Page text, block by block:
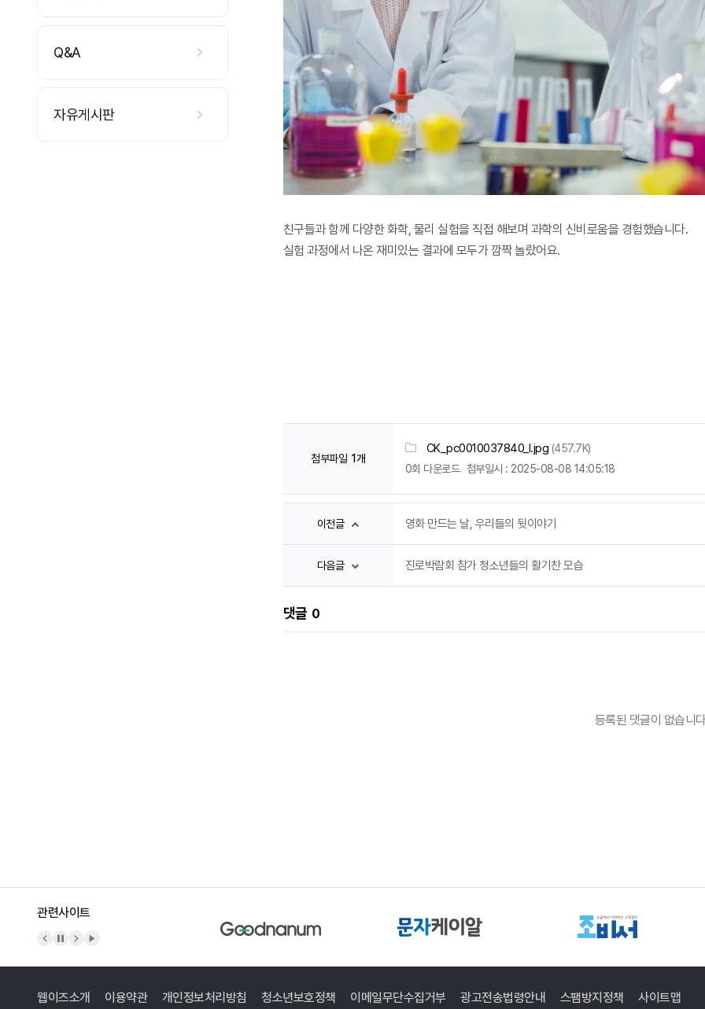
친구들과 함께 다양한 화학, 물리 실험을 직접 해보며 과학의 신비로움을 경험했습니다.
실험 과정에서 나온 재미있는 결과에 모두가 깜짝 놀랐어요.
첨부파일 1개
CK_pc0010037840_l.jpg (457.7K)
0회 다운로드
첨부일시 : 2025-08-08 14:05:18
이전글 영화 만드는 날, 우리들의 뒷이야기
다음글 진로박람회 참가 청소년들의 활기찬 모습
댓글 0
등록된 댓글이 없습니
Q&A
자유게시판
관련사이트
이전 배너
배너 정지
다음 배너
배너 재생
웹이즈소개 이용약관 개인정보처리방침 청소년보호정책 이메일무단수집거부 광고전송법령안내 스팸방지정책 사이트맵